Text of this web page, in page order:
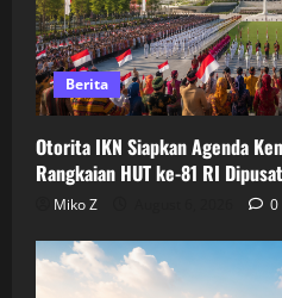
Berita
Otorita IKN Siapkan Agenda
Rangkaian HUT ke-81 RI
Miko Z 0